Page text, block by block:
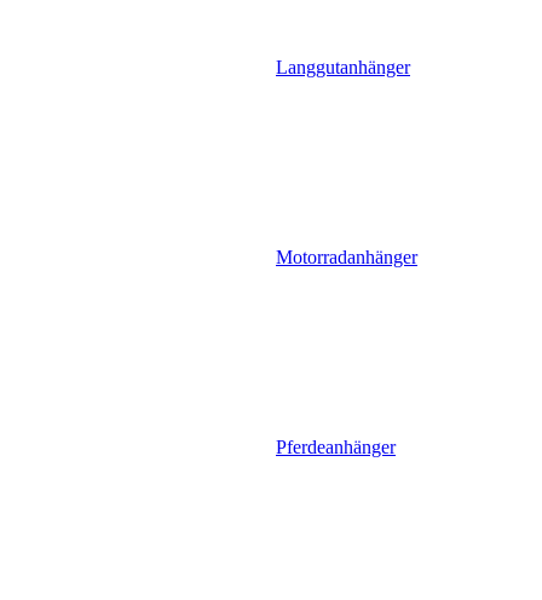
Langgutanhänger
Motorradanhänger
Pferdeanhänger